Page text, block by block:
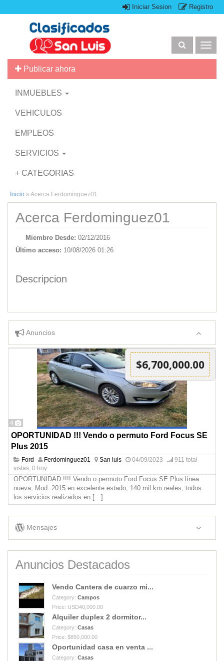
Iniciar Sesion Registro
Publicar ahora
INMUEBLES
VEHICULOS
EMPLEOS
SERVICIOS
+ CATEGORIAS
Inicio » Acerca Ferdominguez01
Acerca Ferdominguez01
Miembro Desde: 02/12/2016
Último acceso: 10/08/2026 01:26
Descripcion
Anuncios
4
$6,700,000.00
OPORTUNIDAD !!! Vendo o permuto Ford Focus SE
Plus 2015
Ford Ferdominguez01 San luis 04/09/2023
911 total
vistas, 0 hoy
OPORTUNIDAD !!!! Vendo o permuto Ford Focus SE Plus línea
nueva, Mod: 2015 en excelente estado, 140 mil km reales, todos
los servicios realizados en […]
Mensajes
Anuncios Destacados
Vendo Cantera de cuarzo mi...
Category: Campos
Price: USD40,000.00
Alquiler duplex 2 dormitor...
Category: Casas
Price: $850,000.00
Oportunidad casa en venta ...
Category: Casas